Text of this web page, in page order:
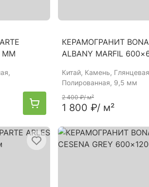
ММ
КЕРАМОГРАНИТ
ALBANY MARFIL
Китай, Камень,
Полированная, 9,5 мм
2 400 ₽/ м²
1 800 ₽/ м²